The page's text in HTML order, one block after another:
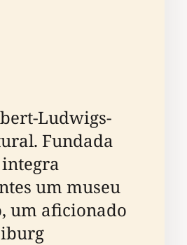
Ludwigs-
Fundada
um museu
um aficionado